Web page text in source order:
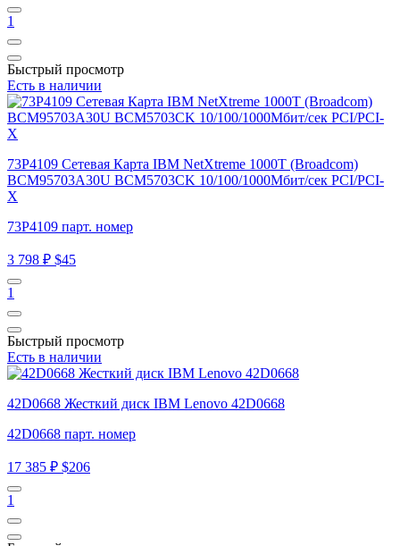
1
Быстрый просмотр
Есть в наличии
73P4109 Сетевая Карта IBM NetXtreme 1000T (Broadcom)
BCM95703A30U BCM5703CK 10/100/1000Мбит/сек PCI/PCI-
X
73P4109 парт. номер
3 798 ₽ $45
1
Быстрый просмотр
Есть в наличии
42D0668 Жесткий диск IBM Lenovo 42D0668
42D0668 парт. номер
17 385 ₽ $206
1